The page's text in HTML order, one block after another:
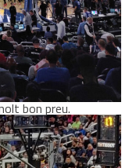
bon preu.